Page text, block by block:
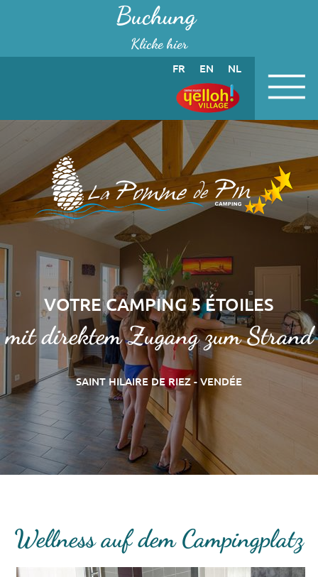
Buchung
Klicke hier
FR EN NL
VOTRE CAMPING 5 ÉTOILES
mit direktem Zugang zum Strand
SAINT HILAIRE DE RIEZ - VENDÉE
Wellness auf dem Campingplatz